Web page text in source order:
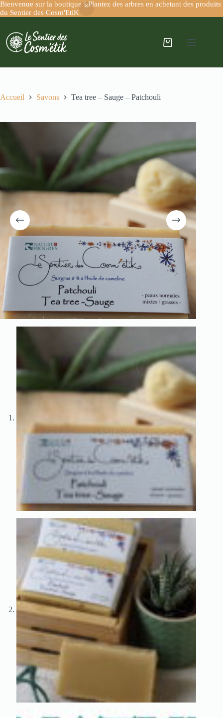
Bienvenue sur la boutique ! Plantez des arbres en achetant des produits
du Sentier des Cosm'EtiK
Accueil Savons Tea tree – Sauge – Patchouli